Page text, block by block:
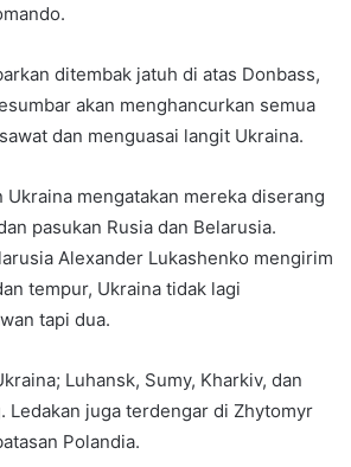
ditembak jatuh di atas Donbass,
akan menghancurkan semua
dan menguasai langit Ukraina.
Ukraina mengatakan mereka diserang
pasukan Rusia dan Belarusia.
Alexander Lukashenko mengirim
tempur, Ukraina tidak lagi
tapi dua.
Luhansk, Sumy, Kharkiv, dan
Ledakan juga terdengar di Zhytomyr
Polandia.